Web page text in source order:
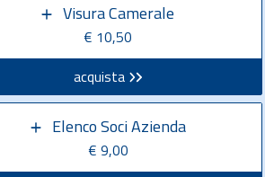
Visura Camerale
€ 10,50
acquista
Elenco Soci Azienda
€ 9,00